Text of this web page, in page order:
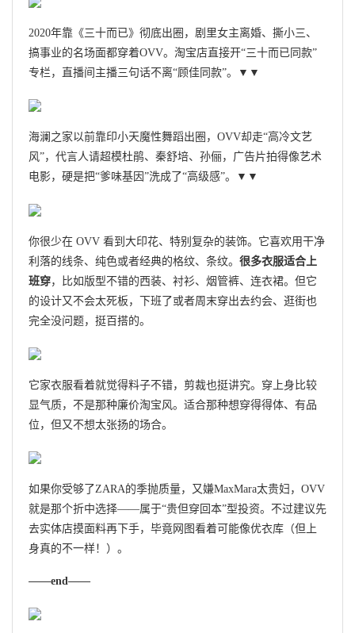
2020年靠《三十而已》彻底出圈，剧里女主离婚、撕小三、
搞事业的名场面都穿着OVV。淘宝店直接开“三十而已同款”
专栏，直播间主播三句话不离“顾佳同款”。▼▼
海澜之家以前靠印小天魔性舞蹈出圈，OVV却走“高冷文艺
风”，代言人请超模杜鹃、秦舒培、孙俪，广告片拍得像艺术
电影，硬是把“爹味基因”洗成了“高级感”。▼▼
你很少在 OVV 看到大印花、特别复杂的装饰。它喜欢用干净
利落的线条、纯色或者经典的格纹、条纹。 很多衣服适合上
班穿，比如版型不错的西装、衬衫、烟管裤、连衣裙。但它
的设计又不会太死板，下班了或者周末穿出去约会、逛街也
完全没问题，挺百搭的。
它家衣服看着就觉得料子不错，剪裁也挺讲究。穿上身比较
显气质，不是那种廉价淘宝风。适合那种想穿得得体、有品
位，但又不想太张扬的场合。
如果你受够了ZARA的季抛质量，又嫌MaxMara太贵妇，OVV
就是那个折中选择——属于“贵但穿回本”型投资。不过建议先
去实体店摸面料再下手，毕竟网图看着可能像优衣库（但上
身真的不一样！）。
——end——